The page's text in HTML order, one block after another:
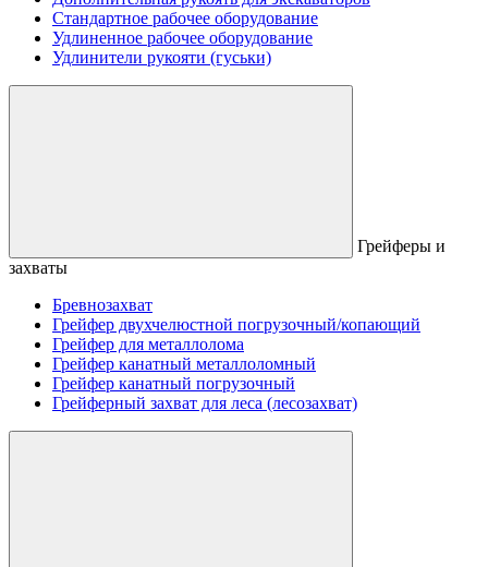
Стандартное рабочее оборудование
Удлиненное рабочее оборудование
Удлинители рукояти (гуськи)
Грейферы и
захваты
Бревнозахват
Грейфер двухчелюстной погрузочный/копающий
Грейфер для металлолома
Грейфер канатный металлоломный
Грейфер канатный погрузочный
Грейферный захват для леса (лесозахват)